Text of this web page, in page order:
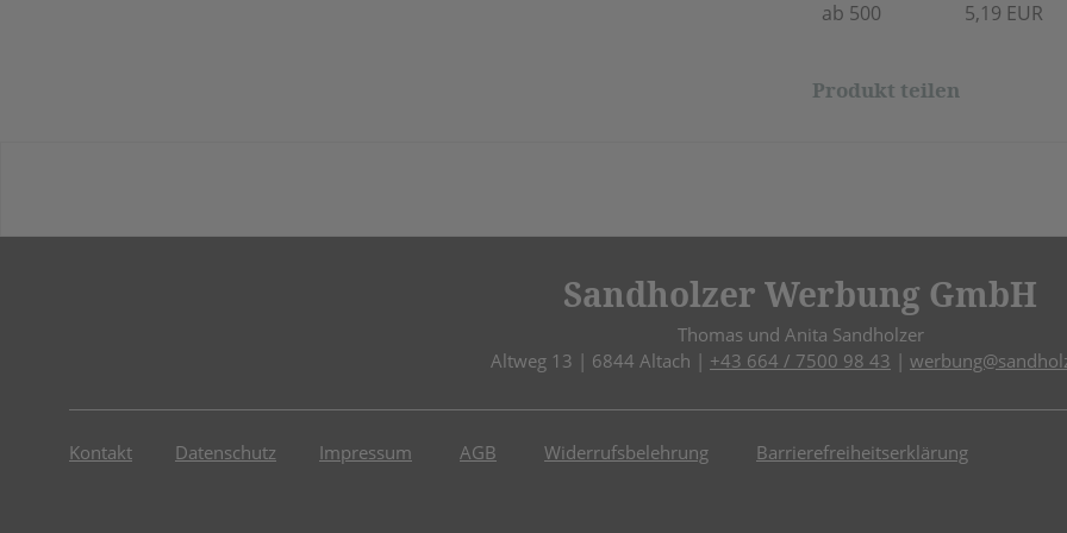
ab 500 5,19 EUR
Produkt teilen
Sandholzer Werbung GmbH
Thomas und Anita Sandholzer
Altweg 13 | 6844 Altach | +43 664 / 7500 98 43 |
Kontakt Datenschutz Impressum AGB Widerrufsbelehrung Barrierefreiheitserklärung